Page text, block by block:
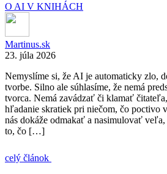
O AI V KNIHÁCH
Martinus.sk
23. júla 2026
Nemyslíme si, že AI je automaticky zlo,
tvorbe. Silno ale súhlasíme, že nemá
tvorca. Nemá zavádzať či klamať
hľadanie skratiek pri niečom, čo poctivo
nás dokáže odmakať a nasimulovať veľa,
to, čo […]
celý článok